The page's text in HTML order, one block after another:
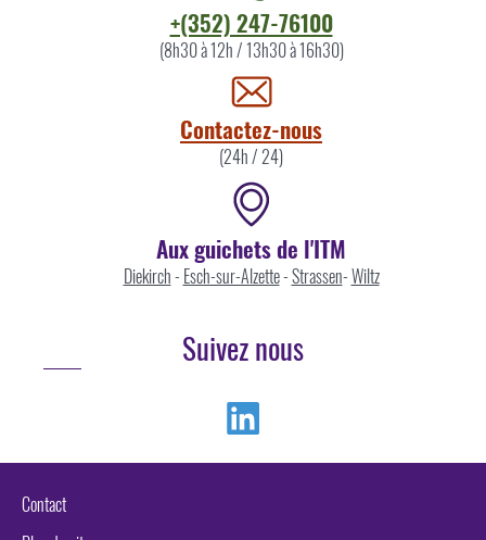
+(352) 247-76100
(8h30 à 12h / 13h30 à 16h30)
Contactez-nous
(24h / 24)
Aux guichets de l'ITM
Diekirch- Esch-sur-Alzette-Strassen-Wiltz
Suivez nous
Contact